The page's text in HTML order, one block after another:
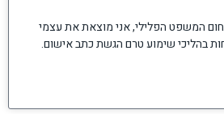
המשפט הפלילי, אני מוצאת את עצמי
בהליכי שימוע טרם הגשת כתב אישום.